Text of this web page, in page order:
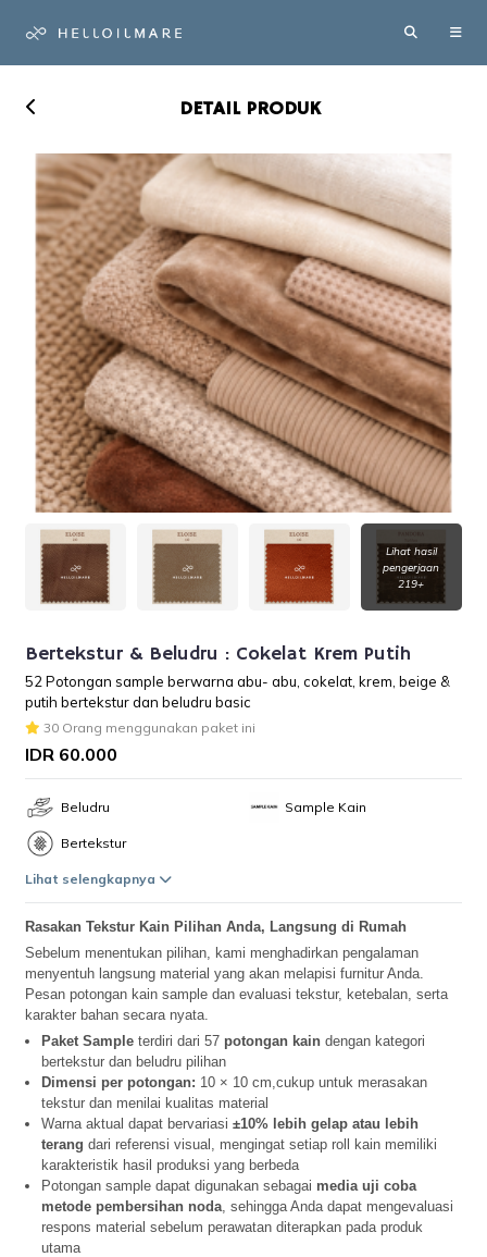
DETAIL PRODUK
Lihat hasil
pengerjaan
219+
Bertekstur & Beludru : Cokelat Krem Putih
52 Potongan sample berwarna abu- abu, cokelat, krem, beige &
putih bertekstur dan beludru basic
30 Orang menggunakan paket ini
IDR 60.000
Beludru Sample Kain
Bertekstur
Lihat selengkapnya
Rasakan Tekstur Kain Pilihan Anda, Langsung di Rumah
Sebelum menentukan pilihan, kami menghadirkan pengalaman
menyentuh langsung material yang akan melapisi furnitur Anda.
Pesan potongan kain sample dan evaluasi tekstur, ketebalan, serta
karakter bahan secara nyata.
Paket Sample terdiri dari 57 potongan kain dengan kategori
bertekstur dan beludru pilihan
Dimensi per potongan: 10 × 10 cm,cukup untuk merasakan
tekstur dan menilai kualitas material
Warna aktual dapat bervariasi±10% lebih gelap atau lebih
terang dari referensi visual, mengingat setiap roll kain memiliki
karakteristik hasil produksi yang berbeda
Potongan sample dapat digunakan sebagai media uji coba
metode pembersihan noda, sehingga Anda dapat mengevaluasi
respons material sebelum perawatan diterapkan pada produk
utama